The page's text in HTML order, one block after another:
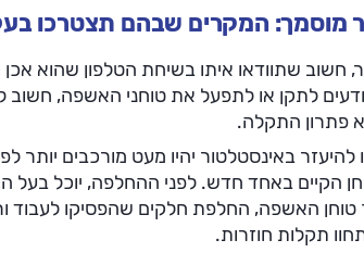
מוסמך: המקרים שבהם תצטרכו
חשוב שתוודאו איתו בשיחת הטלפון שהוא
לתקן או לתפעל את טוחני האשפה,
פתרון התקלה.
באינסטלטור יהיו מעט מורכבים יותר
הקיים באחד חדש. לפני ההחלפה, יוכל בעל
האשפה, החלפת חלקים שהפסיקו לעבוד
תקלות חוזרות.